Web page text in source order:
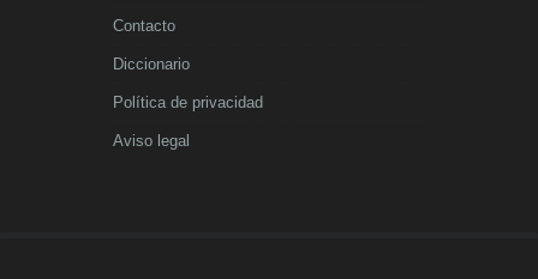
Contacto
Diccionario
Política de privacidad
Aviso legal